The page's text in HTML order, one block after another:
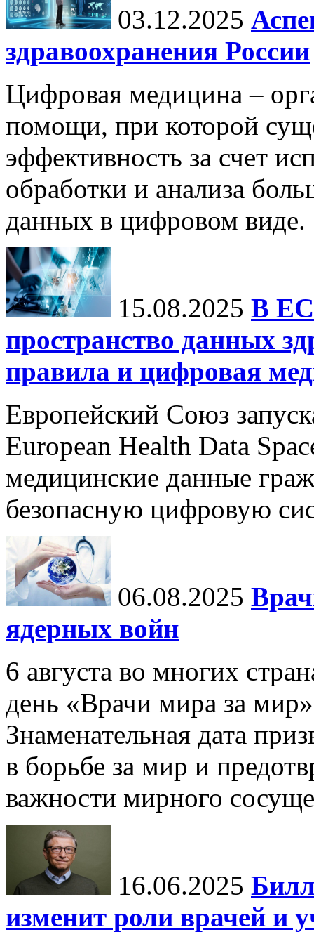
03.12.2025
здравоохранения России
Цифровая медицина –
помощи, при которой
эффективность за счет
обработки и анализа
данных в цифровом виде.
15.08.2025 В ЕС
пространство данных
правила и цифровая
Европейский Союз
European Health Data
медицинские данные
безопасную цифровую
06.08.2025
ядерных войн
6 августа во многих
день «Врачи мира за
Знаменательная дата
в борьбе за мир и
важности мирного
16.06.2025
изменит роли врачей и